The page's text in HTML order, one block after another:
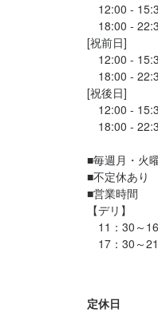
12:00 -
18:00 -
[祝前日]
12:00 -
18:00 -
[祝後日]
12:00 -
18:00 -
■毎週月・火
■不定休あり
■営業時間
【デリ】
11：30～
17：30～
定休日